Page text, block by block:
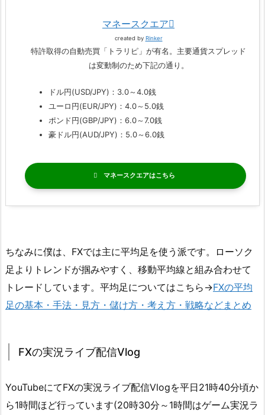
マネースクエア
created by Rinker
特許取得の自動売買「トラリピ」が有名。主要通貨スプレッド
は変動制のため下記の通り。
ドル円(USD/JPY)：3.0～4.0銭
ユーロ円(EUR/JPY)：4.0～5.0銭
ポンド円(GBP/JPY)：6.0～7.0銭
豪ドル円(AUD/JPY)：5.0～6.0銭
マネースクエア
ちなみに僕は、FXでは主に平均足を使う派です。ローソク
足よりトレンドが掴みやすく、移動平均線と組み合わせて
トレードしています。平均足についてはこちら→FXの平均
足の基本・手法・見方・儲け方・考え方・戦略などまとめ
FXの実況ライブ配信Vlog
YouTubeにてFXの実況ライブ配信Vlogを平日21時40分頃か
ら1時間ほど行っています(20時30分～1時間はゲーム実況ラ